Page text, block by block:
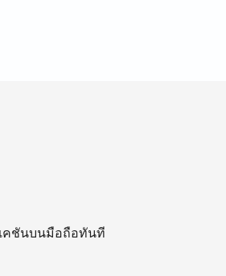
คชันบนมือถือทันที